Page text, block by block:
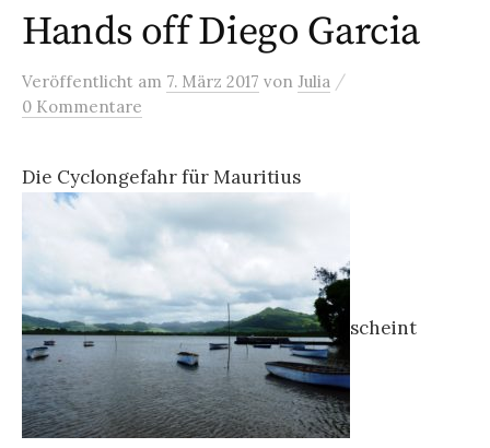
Hands off Diego Garcia
Veröffentlicht am 7. März 2017 von Julia /
0 Kommentare
Die Cyclongefahr für Mauritius
scheint